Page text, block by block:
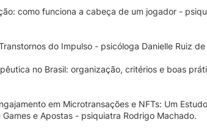
como funciona a cabeça de um jogador -
do Impulso - psicóloga Danielle Ruiz de
no Brasil: organização, critérios e boas
em Microtransações e NFTs: Um
e Apostas - psiquiatra Rodrigo Machado.